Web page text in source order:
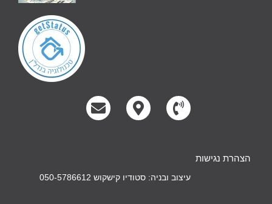
הצהרת נגישות
עיצוב ובניה: סטודיו קישקוש 050-5786612